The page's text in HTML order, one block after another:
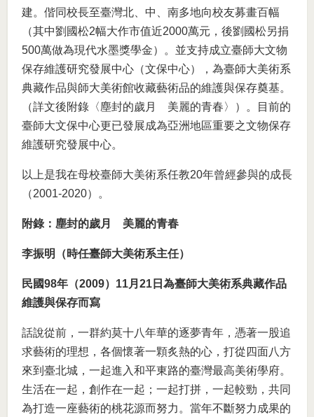
建。偕同校長至臺灣北、中、南多地向校友募畫百幅
（其中劉國松2幅大作市值近2000萬元，後劉國松另捐
500萬做為現代水墨獎學金）。並支持成立臺師大文物
保存維護研究發展中心（文保中心），為臺師大美術系
典藏作品與師大美術館收藏藝術品的維護與保存奠基。
（詳文後附錄〈塵封的歲月 美麗的青春〉）。目前的
臺師大文保中心更已發展成為亞洲地區重要之文物保存
維護研究發展中心。
以上是我在母校臺師大美術系任教20年曾經參與的成長
（2001-2020）。
附錄：塵封的歲月 美麗的青春
李振明（時任臺師大美術系主任）
民國98年（2009）11月21日為臺師大美術系典藏作品
維護與保存而寫
話說從前，一群約莫十八年華的逐夢青年，憑著一股追
求藝術的理想，各個懷著一顆炙熱的心，打從四面八方
來到臺北城，一起進入和平東路的臺灣最高美術學府。
生活在一起，創作在一起；一起打拼，一起較勁，共同
為打造一座藝術的桃花源而努力。當年不斷努力成果的